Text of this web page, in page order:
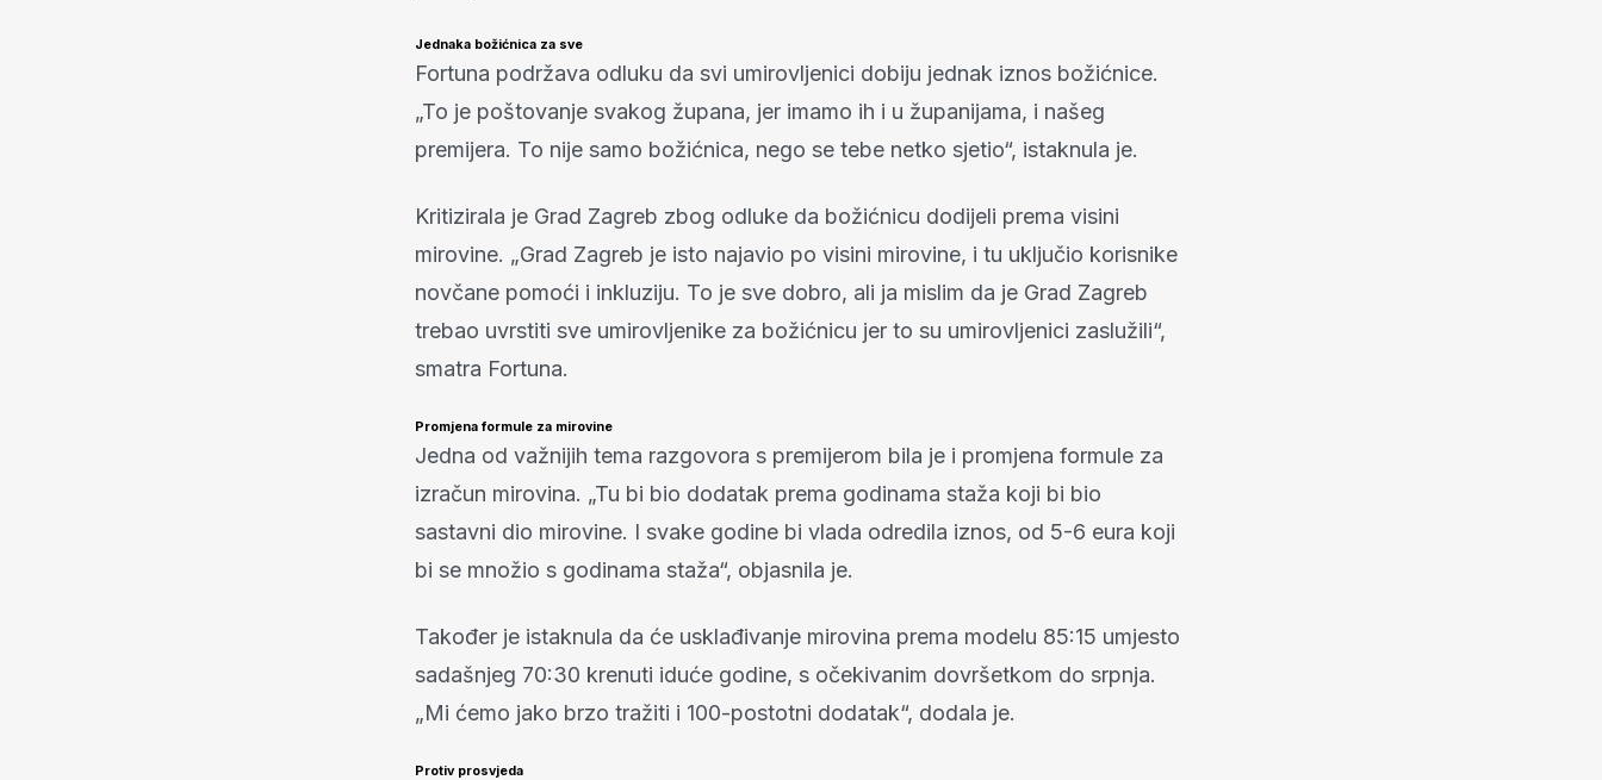
Jednaka božićnica za sve
Fortuna podržava odluku da svi umirovljenici dobiju jednak iznos božićnice.
„To je poštovanje svakog župana, jer imamo ih i u županijama, i našeg
premijera. To nije samo božićnica, nego se tebe netko sjetio“, istaknula je.
Kritizirala je Grad Zagreb zbog odluke da božićnicu dodijeli prema visini
mirovine. „Grad Zagreb je isto najavio po visini mirovine, i tu uključio korisnike
novčane pomoći i inkluziju. To je sve dobro, ali ja mislim da je Grad Zagreb
trebao uvrstiti sve umirovljenike za božićnicu jer to su umirovljenici zaslužili“,
smatra Fortuna.
Promjena formule za mirovine
Jedna od važnijih tema razgovora s premijerom bila je i promjena formule za
izračun mirovina. „Tu bi bio dodatak prema godinama staža koji bi bio
sastavni dio mirovine. I svake godine bi vlada odredila iznos, od 5-6 eura koji
bi se množio s godinama staža“, objasnila je.
Također je istaknula da će usklađivanje mirovina prema modelu 85:15 umjesto
sadašnjeg 70:30 krenuti iduće godine, s očekivanim dovršetkom do srpnja.
„Mi ćemo jako brzo tražiti i 100-postotni dodatak“, dodala je.
Protiv prosvjeda